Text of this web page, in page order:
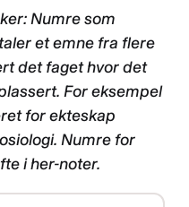
Numre som
et emne fra flere
det faget hvor det
For eksempel
for ekteskap
Numre for
i her-noter.